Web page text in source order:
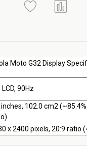
Moto G32 Display
LCD, 90Hz
inches, 102.0 cm2
x 2400 pixels, 20:9 ratio